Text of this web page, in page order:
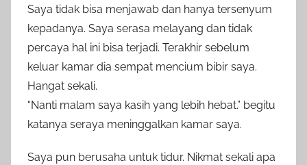
Saya tidak bisa menjawab dan hanya tersenyum
kepadanya. Saya serasa melayang dan tidak
percaya hal ini bisa terjadi. Terakhir sebelum
keluar kamar dia sempat mencium bibir saya.
Hangat sekali.
“Nanti malam saya kasih yang lebih hebat.” begitu
katanya seraya meninggalkan kamar saya.
Saya pun berusaha untuk tidur. Nikmat sekali apa